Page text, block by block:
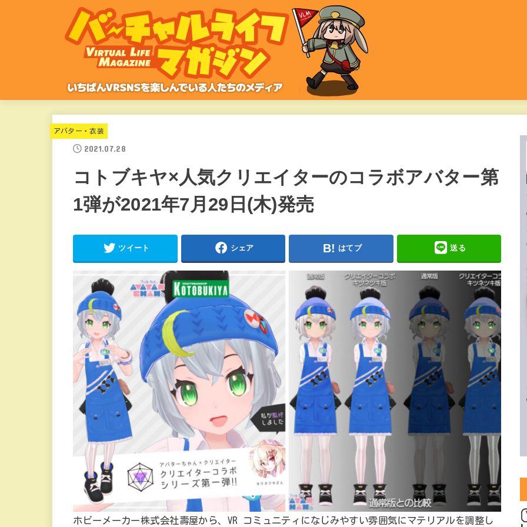
アバター・衣装
2021.07.28
コトブキヤ×人気クリエイターのコラボアバター第
1弾が2021年7月29日(木)発売
ツイート シェア はてブ 送る
ホビーメーカー株式会社壽屋から、VR コミュニティになじみやすい雰囲気にマテリアルを調整し